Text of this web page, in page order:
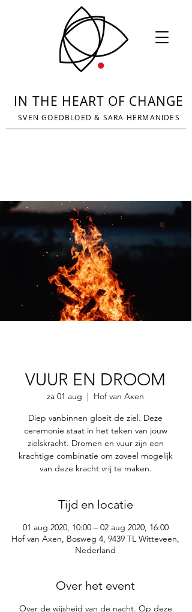
IN THE HEART OF CHANGE
SVEN GOEDBLOED & SARA HERMANIDES
VUUR EN DROOM
za 01 aug
  |
Hof van Axen
Diep vanbinnen gloeit de ziel. Deze
ceremonie staat in het teken van jouw
zielskracht. Dromen en vuur zijn een
krachtige combinatie om zoveel mogelijk
van deze kracht vrij te maken.
Tijd en locatie
01 aug 2020, 10:00 – 02 aug 2020, 16:00
Hof van Axen, Bosweg 4, 9439 TL Witteveen,
Nederland
Over het event
Over de wijsheid van de nacht. Op deze